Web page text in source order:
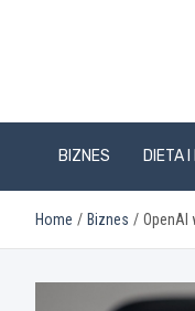
BIZNES DIETA
Home Biznes OpenAI